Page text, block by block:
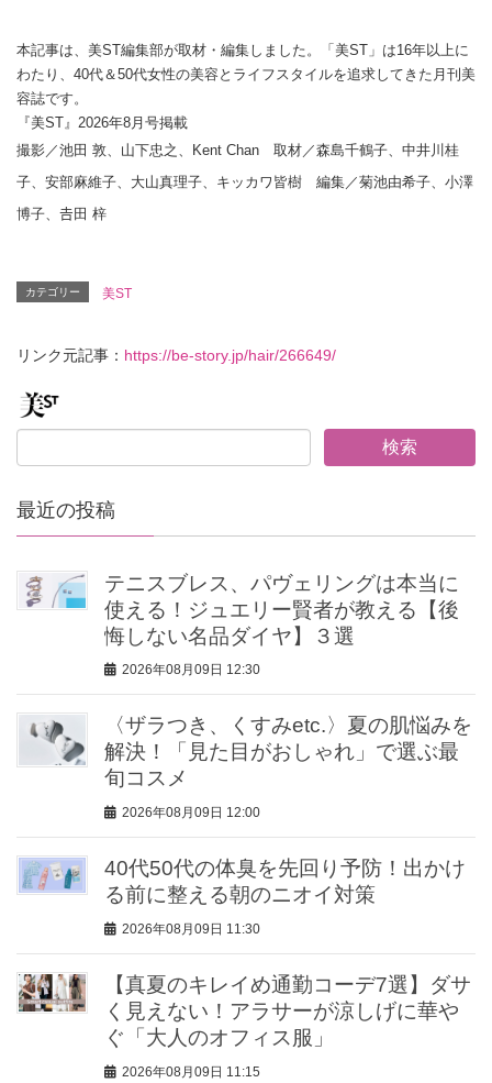
本記事は、美ST編集部が取材・編集しました。「美ST」は16年以上に
わたり、40代＆50代女性の美容とライフスタイルを追求してきた月刊美
容誌です。
『美ST』2026年8月号掲載
撮影／池田 敦、山下忠之、Kent Chan 取材／森島千鶴子、中井川桂
子、安部麻維子、大山真理子、キッカワ皆樹 編集／菊池由希子、小澤
博子、𠮷田 梓
カテゴリー 美ST
リンク元記事： https://be-story.jp/hair/266649/
最近の投稿
テニスブレス、パヴェリングは本当に
使える！ジュエリー賢者が教える【後
悔しない名品ダイヤ】３選
2026年08月09日 12:30
〈ザラつき、くすみetc.〉夏の肌悩みを
解決！「見た目がおしゃれ」で選ぶ最
旬コスメ
2026年08月09日 12:00
40代50代の体臭を先回り予防！出かけ
る前に整える朝のニオイ対策
2026年08月09日 11:30
【真夏のキレイめ通勤コーデ7選】ダサ
く見えない！アラサーが涼しげに華や
ぐ「大人のオフィス服」
2026年08月09日 11:15